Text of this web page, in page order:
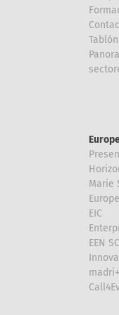
Marie
EIC
EEN